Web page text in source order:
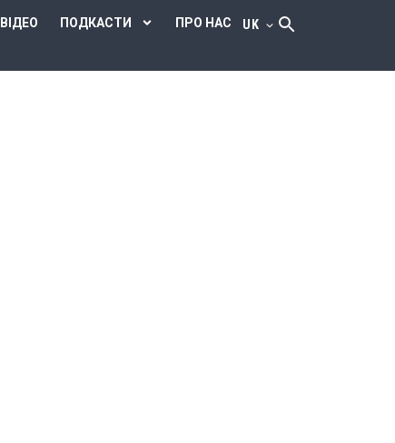
ВІДЕО ПОДКАСТИ ПРО НАС UK